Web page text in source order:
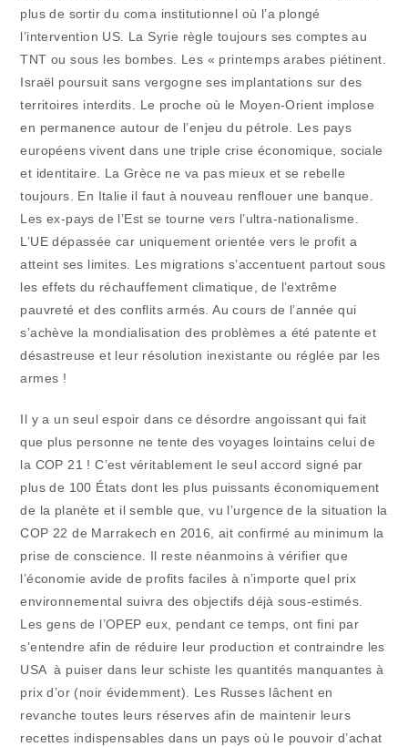
plus de sortir du coma institutionnel où l’a plongé
l’intervention US. La Syrie règle toujours ses comptes au
TNT ou sous les bombes. Les « printemps arabes piétinent.
Israël poursuit sans vergogne ses implantations sur des
territoires interdits. Le proche où le Moyen-Orient implose
en permanence autour de l’enjeu du pétrole. Les pays
européens vivent dans une triple crise économique, sociale
et identitaire. La Grèce ne va pas mieux et se rebelle
toujours. En Italie il faut à nouveau renflouer une banque.
Les ex-pays de l’Est se tourne vers l’ultra-nationalisme.
L’UE dépassée car uniquement orientée vers le profit a
atteint ses limites. Les migrations s’accentuent partout sous
les effets du réchauffement climatique, de l’extrême
pauvreté et des conflits armés. Au cours de l’année qui
s’achève la mondialisation des problèmes a été patente et
désastreuse et leur résolution inexistante ou réglée par les
armes !
Il y a un seul espoir dans ce désordre angoissant qui fait
que plus personne ne tente des voyages lointains celui de
la COP 21 ! C’est véritablement le seul accord signé par
plus de 100 États dont les plus puissants économiquement
de la planète et il semble que, vu l’urgence de la situation la
COP 22 de Marrakech en 2016, ait confirmé au minimum la
prise de conscience. Il reste néanmoins à vérifier que
l’économie avide de profits faciles à n’importe quel prix
environnemental suivra des objectifs déjà sous-estimés.
Les gens de l’OPEP eux, pendant ce temps, ont fini par
s’entendre afin de réduire leur production et contraindre les
USA à puiser dans leur schiste les quantités manquantes à
prix d’or (noir évidemment). Les Russes lâchent en
revanche toutes leurs réserves afin de maintenir leurs
recettes indispensables dans un pays où le pouvoir d’achat